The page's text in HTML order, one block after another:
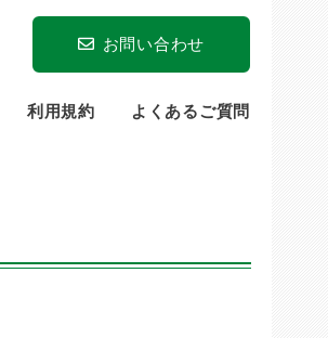
お問い合わせ
利用規約 よくあるご質問